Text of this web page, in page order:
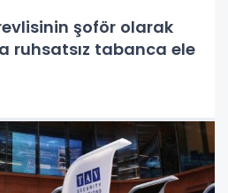
şoför olarak
ruhsatsız tabanca ele